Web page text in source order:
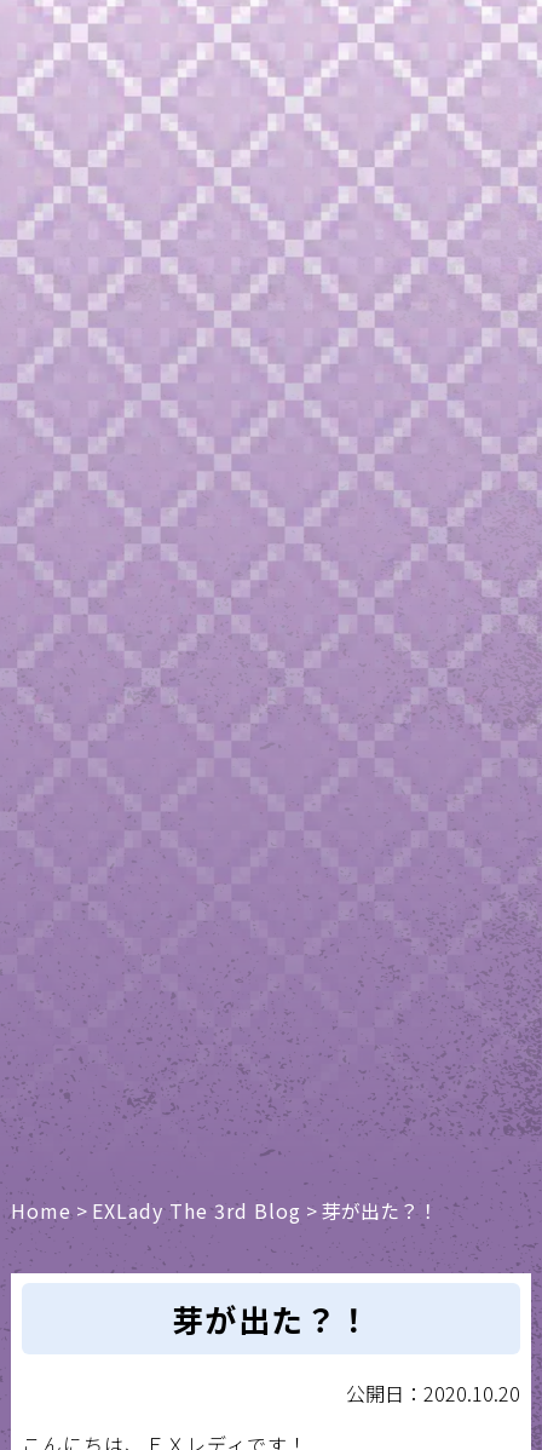
Home> EXLady The 3rd Blog >芽が出た？！
芽が出た？！
公開日：2020.10.20